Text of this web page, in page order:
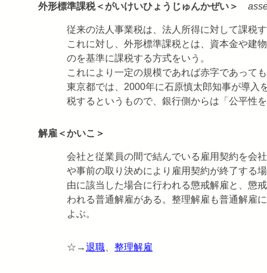
外形標準課税＜がいけいひょうじゅんかぜい＞
従来の法人事業税は、法人所得に対して課税
これに対し、外形標準課税とは、資本金や建
のを基準に課税する方式をいう。
これにより一定の規模であれば赤字であって
東京都では、2000年に石原慎太郎知事が導入
税するというもので、銀行側からは「公平性
解雇＜かいこ＞
会社と従業員の間で結んでいる雇用契約を会
や事前の取り決めにより雇用契約が終了する
由に該当した場合に行われる懲戒解雇と、懲
われる普通解雇がある。整理解雇も普通解雇
よぶ。
☆→退職 整理解雇